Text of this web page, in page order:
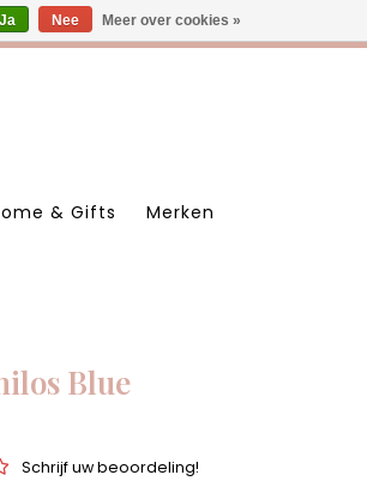
binnen 1-3 werkdagen
& Gifts Merken
Blue
Schrijf uw beoordeling!
Ja Nee Meer over cookies »